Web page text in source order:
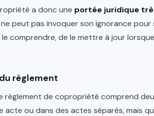
a donc une portée juridique
peut pas invoquer son ignorance pour
comprendre, de le mettre à jour
règlement
règlement de copropriété comprend
acte ou dans des actes séparés, mais